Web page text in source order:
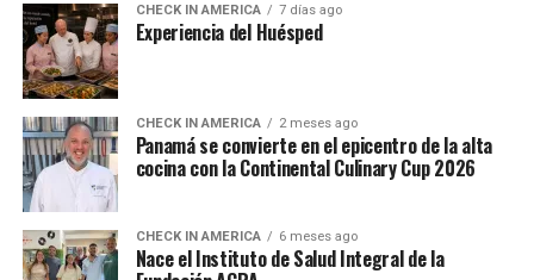
CHECK IN AMERICA 7 días ago
Experiencia del Huésped
CHECK IN AMERICA 2 meses ago
Panamá se convierte en el epicentro de la alta
cocina con la Continental Culinary Cup 2026
CHECK IN AMERICA 6 meses ago
Nace el Instituto de Salud Integral de la